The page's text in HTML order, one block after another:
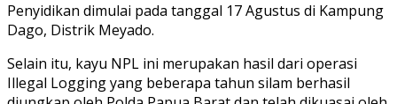
Penyidikan dimulai pada tanggal 17 Agustus di Kampung
Dago, Distrik Meyado.
Selain itu, kayu NPL ini merupakan hasil dari operasi
Illegal Logging yang beberapa tahun silam berhasil